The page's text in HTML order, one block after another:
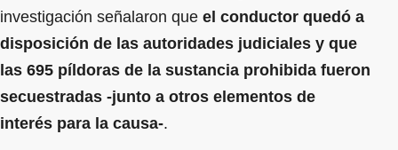
investigación señalaron que el conductor quedó a
disposición de las autoridades judiciales y que
las 695 píldoras de la sustancia prohibida fueron
secuestradas -junto a otros elementos de
interés para la causa-.